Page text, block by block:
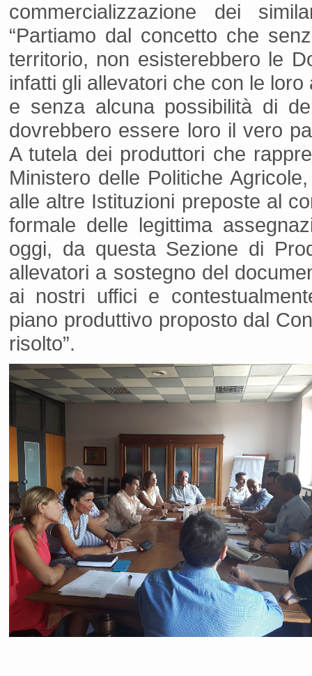
commercializzazione dei
“Partiamo dal concetto che
territorio, non esisterebbero le
infatti gli allevatori che con le
e senza alcuna possibilità di
dovrebbero essere loro il vero
A tutela dei produttori che
Ministero delle Politiche
alle altre Istituzioni preposte al
formale delle legittima
oggi, da questa Sezione di
allevatori a sostegno del
ai nostri uffici e
piano produttivo proposto dal
risolto”.